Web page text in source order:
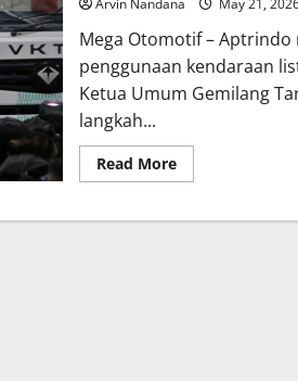
Arvin Nandana May 21,
Mega Otomotif –
penggunaan kendaraan
Ketua Umum Gemilang
langkah...
Read MoreRead
more
Kendaraan